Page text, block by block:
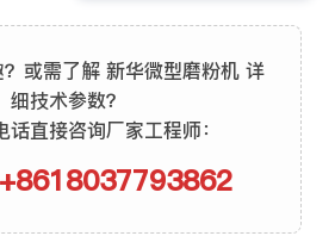
或需了解 新华微型磨粉机 详
细技术参数？
话直接咨询厂家工程师：
+8618037793862